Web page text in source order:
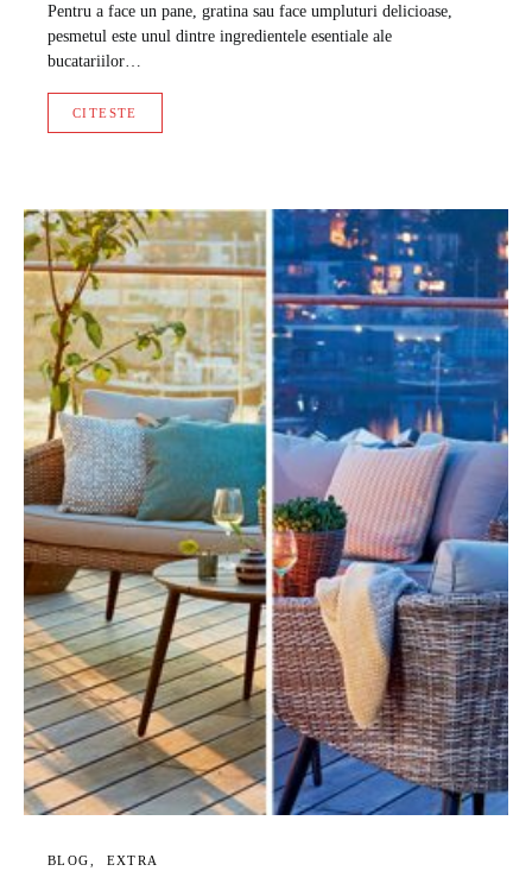
Pentru a face un pane, gratina sau face umpluturi delicioase,
pesmetul este unul dintre ingredientele esentiale ale
bucatariilor…
CITESTE
BLOG EXTRA